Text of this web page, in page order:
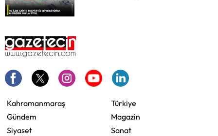
Kahramanmaraş
Gündem
Siyaset
Türkiye
Magazin
Sanat